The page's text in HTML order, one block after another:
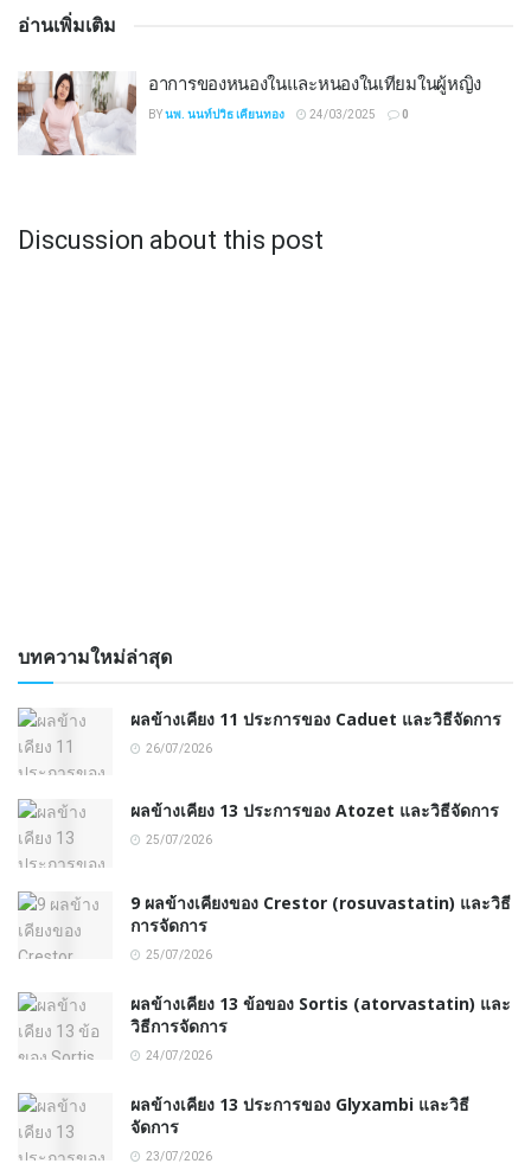
อ่านเพิ่มเติม
อาการของหนองในและหนองในเทียมในผู้หญิง
BYนพ. นนท์ปวิธ เคียนทอง 24/03/2025 0
Discussion about this post
บทความใหม่ล่าสุด
ผลข้างเคียง 11 ประการของ Caduet และวิธีจัดการ
26/07/2026
ผลข้างเคียง 13 ประการของ Atozet และวิธีจัดการ
25/07/2026
9 ผลข้างเคียงของ Crestor (rosuvastatin) และวิธี
การจัดการ
25/07/2026
ผลข้างเคียง 13 ข้อของ Sortis (atorvastatin) และ
วิธีการจัดการ
24/07/2026
ผลข้างเคียง 13 ประการของ Glyxambi และวิธี
จัดการ
23/07/2026